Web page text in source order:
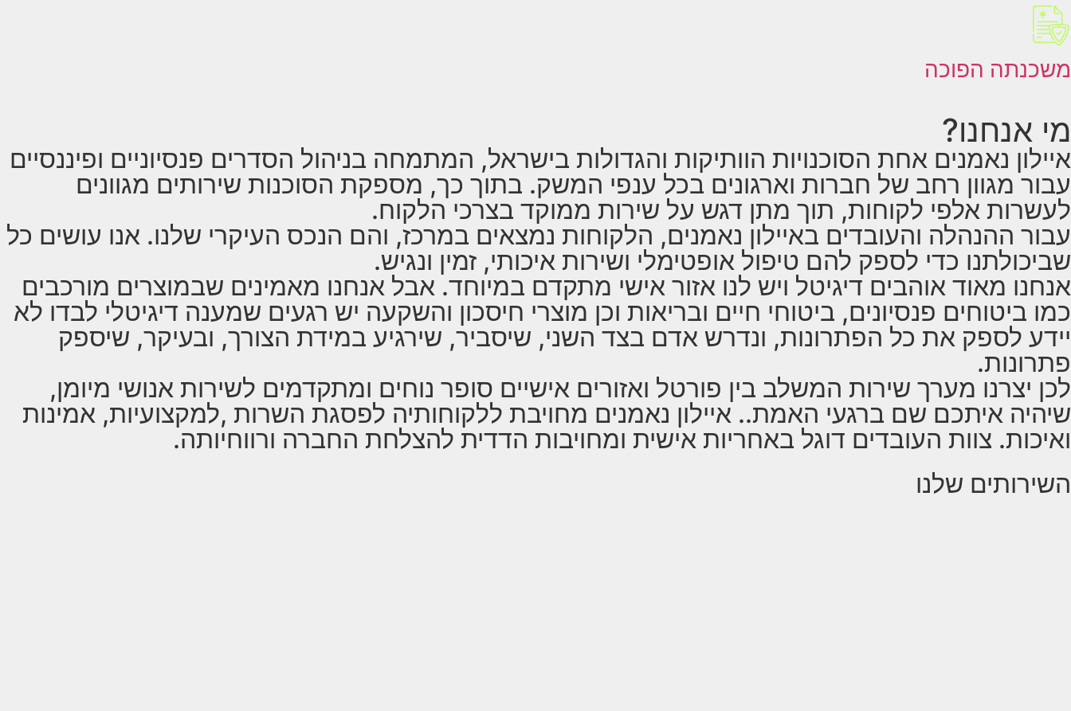
משכנתה הפוכה
מי אנחנו?
איילון נאמנים אחת הסוכנויות הוותיקות והגדולות בישראל, המתמחה בניהול הסדרים פנסיוניים ופיננסיים
עבור מגוון רחב של חברות וארגונים בכל ענפי המשק. בתוך כך, מספקת הסוכנות שירותים מגוונים
לעשרות אלפי לקוחות, תוך מתן דגש על שירות ממוקד בצרכי הלקוח.
עבור ההנהלה והעובדים באיילון נאמנים, הלקוחות נמצאים במרכז, והם הנכס העיקרי שלנו. אנו עושים כל
שביכולתנו כדי לספק להם טיפול אופטימלי ושירות איכותי, זמין ונגיש.
אנחנו מאוד אוהבים דיגיטל ויש לנו אזור אישי מתקדם במיוחד. אבל אנחנו מאמינים שבמוצרים מורכבים
כמו ביטוחים פנסיונים, ביטוחי חיים ובריאות וכן מוצרי חיסכון והשקעה יש רגעים שמענה דיגיטלי לבדו לא
יידע לספק את כל הפתרונות, ונדרש אדם בצד השני, שיסביר, שירגיע במידת הצורך, ובעיקר, שיספק
פתרונות.
לכן יצרנו מערך שירות המשלב בין פורטל ואזורים אישיים סופר נוחים ומתקדמים לשירות אנושי מיומן,
שיהיה איתכם שם ברגעי האמת.. איילון נאמנים מחויבת ללקוחותיה לפסגת השרות ,למקצועיות, אמינות
ואיכות. צוות העובדים דוגל באחריות אישית ומחויבות הדדית להצלחת החברה ורווחיותה.
השירותים שלנו